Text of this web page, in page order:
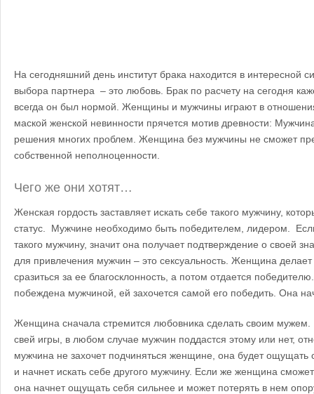
На сегодняшний день институт брака находится в интересной
выбора партнера – это любовь. Брак по расчету на сегодня
всегда он был нормой. Женщины и мужчины играют в
маской женской невинности прячется мотив древности:
решения многих проблем. Женщина без мужчины не сможет
собственной неполноценности.
Чего же они хотят…
Женская гордость заставляет искать себе такого мужчину,
статус. Мужчине необходимо быть победителем, лидером.
такого мужчину, значит она получает подтверждение о своей
для привлечения мужчин – это сексуальность. Женщина делает
сразиться за ее благосклонность, а потом отдается
побеждена мужчиной, ей захочется самой его победить. Она
Женщина сначала стремится любовника сделать своим
свей игры, в любом случае мужчин поддастся этому или нет,
мужчина не захочет подчиняться женщине, она будет ощущать
и начнет искать себе другого мужчину. Если же женщина
она начнет ощущать себя сильнее и может потерять в нем